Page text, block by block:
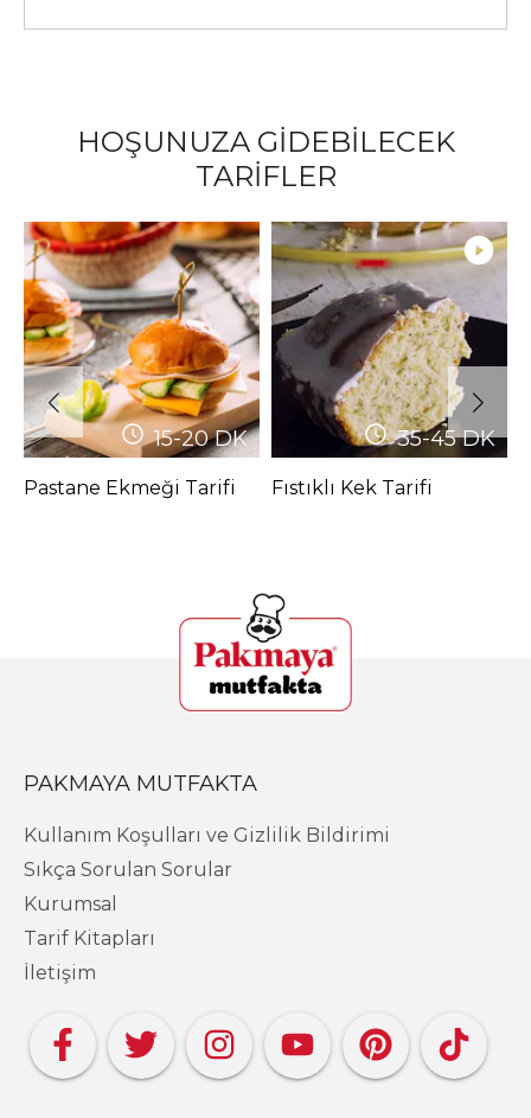
HOŞUNUZA GİDEBİLECEK
TARİFLER
15-20DK
Pastane Ekmeği Tarifi
35-45DK
Fıstıklı Kek Tarifi
PAKMAYA MUTFAKTA
Kullanım Koşulları ve Gizlilik Bildirimi
Sıkça Sorulan Sorular
Kurumsal
Tarif Kitapları
İletişim